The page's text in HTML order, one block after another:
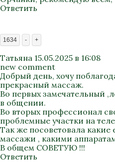
Ответить
1634 - +
Татьяна 15.05.2025 в 16:08
new comment
Добрый день, хочу
прекрасный массаж.
Во первых замечательный
в общении.
Во вторых профессионал
проблемные участки на
Так же посоветовала
массажи , какими
В общем СОВЕТУЮ !!!
Ответить